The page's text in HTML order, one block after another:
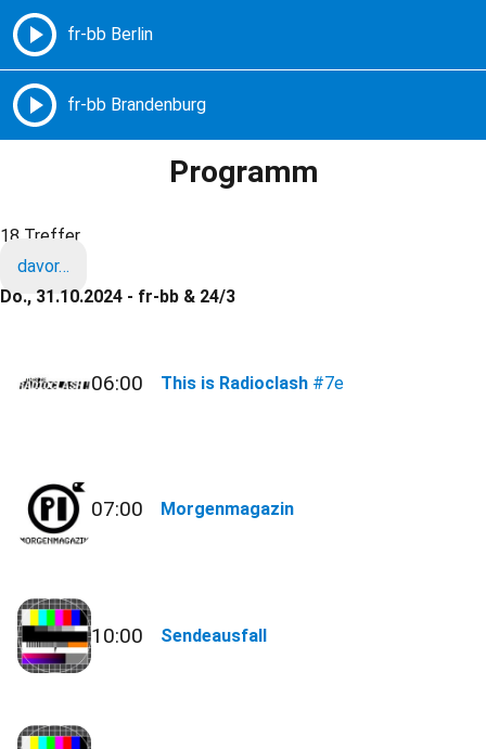
Freie Radios – Berlin Brandenburg
Programm
18 Treffer
davor…
Do., 31.10.2024 - fr-bb & 24/3
06:00 This is Radioclash #7e
07:00 Morgenmagazin
10:00 Sendeausfall